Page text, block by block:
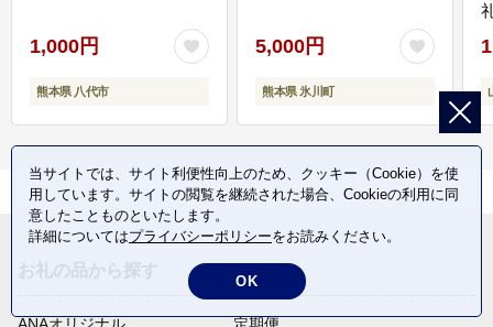
1,000円
熊本県 八代市
5,000円
熊本県 氷川町
当サイトでは、サイト利便性向上のため、クッキー（Cookie）を使
用しています。サイトの閲覧を継続された場合、Cookieの利用に同
意したことものといたします。
詳細についてはプライバシーポリシーをお読みください。
OK